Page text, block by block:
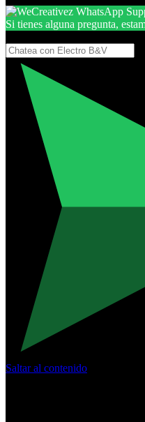
Si tienes alguna pregunta,
Saltar al contenido